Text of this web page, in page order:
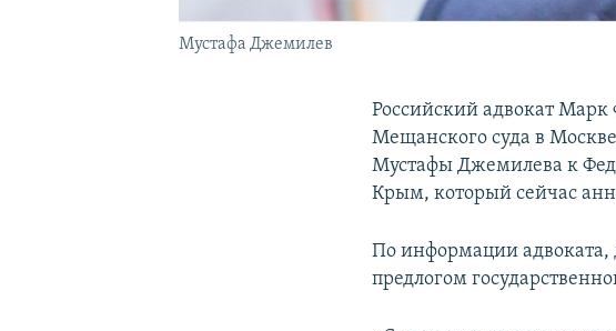
Мустафа Джемилев
Российский адвокат Марк
Мещанского суда в
Мустафы Джемилева к
Крым, который сейчас
По информации адвоката,
предлогом